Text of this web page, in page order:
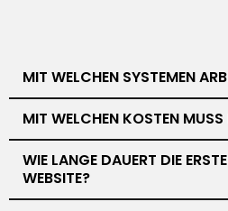
MIT WELCHEN SYSTEMEN
MIT WELCHEN KOSTEN
WIE LANGE DAUERT DIE
WEBSITE?